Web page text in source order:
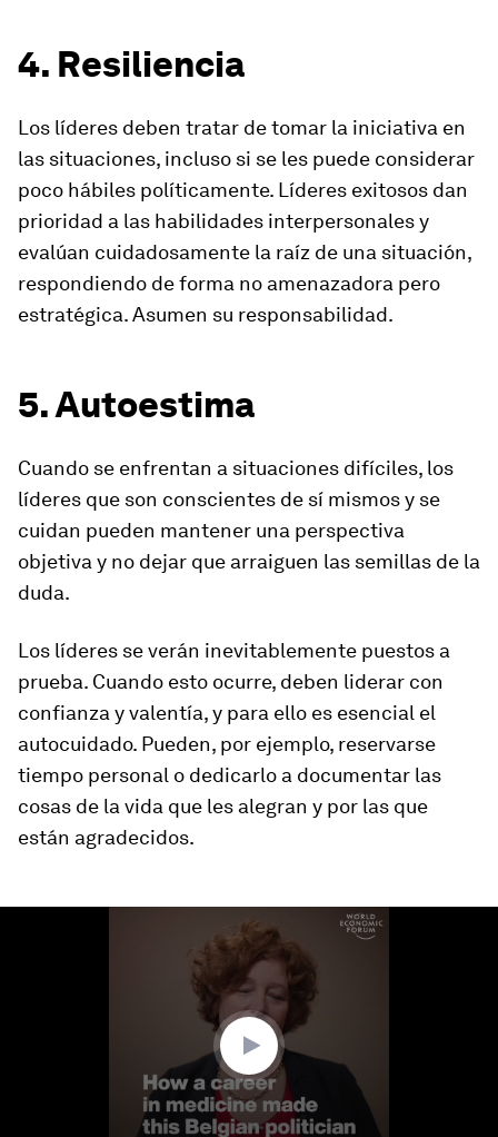
4. Resiliencia
Los líderes deben tratar de tomar la iniciativa en
las situaciones, incluso si se les puede considerar
poco hábiles políticamente. Líderes exitosos dan
prioridad a las habilidades interpersonales y
evalúan cuidadosamente la raíz de una situación,
respondiendo de forma no amenazadora pero
estratégica. Asumen su responsabilidad.
5. Autoestima
Cuando se enfrentan a situaciones difíciles, los
líderes que son conscientes de sí mismos y se
cuidan pueden mantener una perspectiva
objetiva y no dejar que arraiguen las semillas de la
duda.
Los líderes se verán inevitablemente puestos a
prueba. Cuando esto ocurre, deben liderar con
confianza y valentía, y para ello es esencial el
autocuidado. Pueden, por ejemplo, reservarse
tiempo personal o dedicarlo a documentar las
cosas de la vida que les alegran y por las que
están agradecidos.